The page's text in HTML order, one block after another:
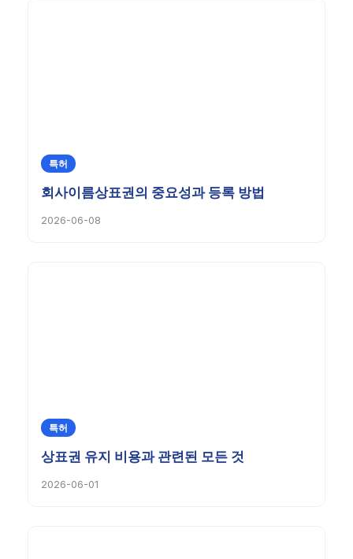
특허
회사이름상표권의 중요성과 등록 방법
2026-06-08
특허
상표권 유지 비용과 관련된 모든 것
2026-06-01